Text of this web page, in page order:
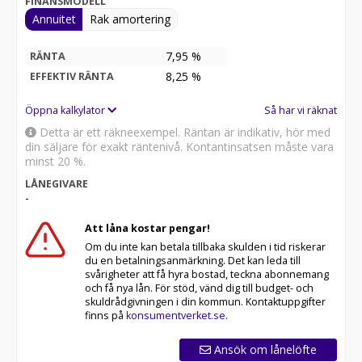
lastbil. Kihlströms är auktoriserade för IVECO,
bakgavellyft Zepro, BÄR, Dhollandia. Vi kan anpassa
bilarna till era önskemål om ni önskar kylbil, flakbil,
kranbil eller skåpbil, alla bilar går att få som miljöbilar
då de finns med gasdrift, fordonsgas och biogas cng.
IVECO Daily är i samma kategori som Mercedes
Sprinter, Volkswagen Crafter, Ford Transit med flera.
VARFÖR DU SKA KÖPA BIL HOS KIHLSTRÖMS
Kihlströms har prisgaranti på nya Iveco (gäller
Kunder som köper bil hos oss får tillgång till kvällstider
för servicearbeten så att fordon kan jobba på dagtid.
Nya Iveco från Kihlströms har 3 års fri service (gäller
fordon som finansieras genom Kihlströms. Gäller ett
begränsat antal utvalda fordon som löpande
uppdateras)
Kunder som köpt sitt fordon hos Kihlströms har
Annuitet Rak amortering
RÄNTA 7,95 %
EFFEKTIV RÄNTA 8,25 %
Öppna kalkylator Så har vi räknat
Detta är ett räkneexempel. Räntan är indikativ, hör med
din säljare för exakt räntenivå. Kontantinsatsen måste vara
minst 20 %.
LÅNEGIVARE
-
Att låna kostar pengar!
Om du inte kan betala tillbaka skulden i tid riskerar
du en betalningsanmärkning. Det kan leda till
svårigheter att få hyra bostad, teckna abonnemang
och få nya lån. För stöd, vänd dig till budget- och
skuldrådgivningen i din kommun. Kontaktuppgifter
finns på konsumentverket.se.
Ansök om lånelöfte